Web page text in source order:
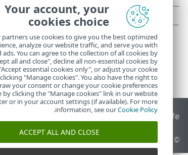
End of Life מאגר הידע של ESET
© 1992 - 2026 ESET, spol. s r.o.‎ - כל הזכויות שמורות.
Your account, your
cookies choice
partners use cookies to give you the best optimized
analyze our website traffic, and serve you with
ads. You can agree to the collection of all cookies by
all and close", decline all non-essential cookies by
essential cookies only", or adjust your cookie
"Manage cookies". You also have the right to
your consent or change your cookie preferences
by clicking the "Manage cookies" link in our website
or in your account settings (if available). For more
information, see ourCookie Policy
.
ACCEPT ALL AND CLOSE